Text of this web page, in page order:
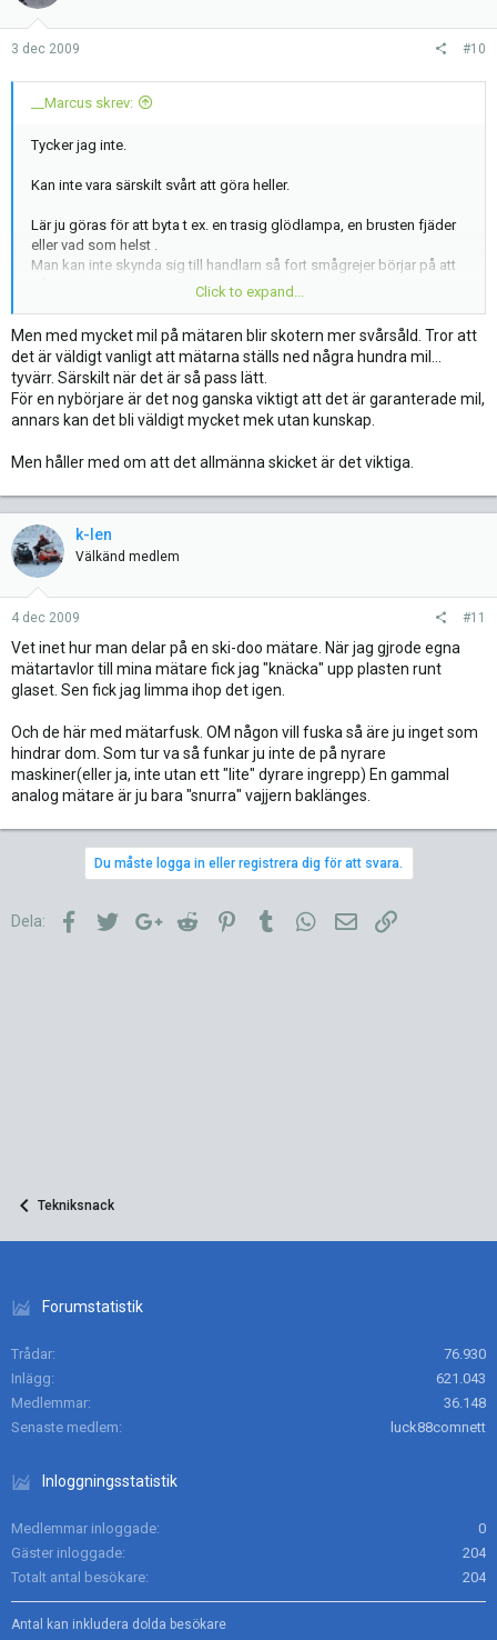
3 dec 2009 #10
__Marcus skrev:
Tycker jag inte.
Kan inte vara särskilt svårt att göra heller.
Lär ju göras för att byta t ex. en trasig glödlampa, en brusten fjäder
eller vad som helst .
Man kan inte skynda sig till handlarn så fort smågrejer börjar på att
gå sönder, eller om man som i detta fallet vill byta mätartavla, etc.
Det här med nedställda mil tror jag är ganska överskattat, Ser du en
skoter som är i fint skick så spelar det ingen roll vad det står på
mätaren.
Även en skoter som gått 50 mil kan ju se förjävlig ut.
Click to expand...
Men med mycket mil på mätaren blir skotern mer svårsåld. Tror att
det är väldigt vanligt att mätarna ställs ned några hundra mil...
tyvärr. Särskilt när det är så pass lätt.
För en nybörjare är det nog ganska viktigt att det är garanterade mil,
annars kan det bli väldigt mycket mek utan kunskap.
Men håller med om att det allmänna skicket är det viktiga.
k-len
Välkänd medlem
4 dec 2009 #11
Vet inet hur man delar på en ski-doo mätare. När jag gjrode egna
mätartavlor till mina mätare fick jag "knäcka" upp plasten runt
glaset. Sen fick jag limma ihop det igen.
Och de här med mätarfusk. OM någon vill fuska så äre ju inget som
hindrar dom. Som tur va så funkar ju inte de på nyrare
maskiner(eller ja, inte utan ett "lite" dyrare ingrepp) En gammal
analog mätare är ju bara "snurra" vajjern baklänges.
Du måste logga in eller registrera dig för att svara.
Dela: FacebookTwitterGoogle+
Reddit PinterestTumblr WhatsApp
E-postLänk
Tekniksnack
Forumstatistik
Trådar
76.930
Inlägg
621.043
Medlemmar
36.148
Senaste medlem
luck88comnett
Inloggningsstatistik
Medlemmar inloggade
0
Gäster inloggade
204
Totalt antal besökare
204
Antal kan inkludera dolda besökare